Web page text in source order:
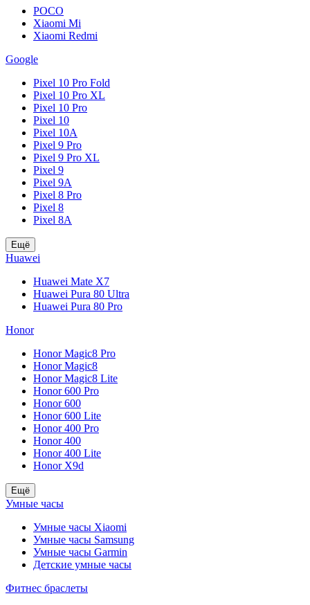
POCO
Xiaomi Mi
Xiaomi Redmi
Google
Pixel 10 Pro Fold
Pixel 10 Pro XL
Pixel 10 Pro
Pixel 10
Pixel 10A
Pixel 9 Pro
Pixel 9 Pro XL
Pixel 9
Pixel 9A
Pixel 8 Pro
Pixel 8
Pixel 8A
Ещё
Huawei
Huawei Mate X7
Huawei Pura 80 Ultra
Huawei Pura 80 Pro
Honor
Honor Magic8 Pro
Honor Magic8
Honor Magic8 Lite
Honor 600 Pro
Honor 600
Honor 600 Lite
Honor 400 Pro
Honor 400
Honor 400 Lite
Honor X9d
Ещё
Умные часы
Умные часы Xiaomi
Умные часы Samsung
Умные часы Garmin
Детские умные часы
Фитнес браслеты